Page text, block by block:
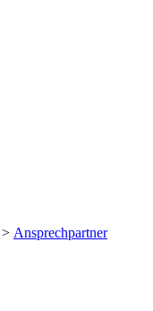
> Ansprechpartner